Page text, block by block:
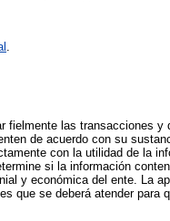
.
fielmente las transacciones y
de acuerdo con su
con la utilidad de la
si la información
y económica del ente. La
que se deberá atender para